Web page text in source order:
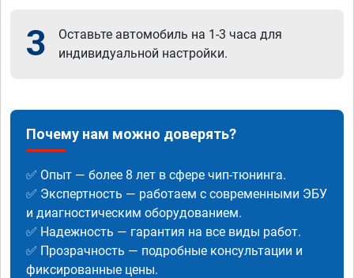
3
Оставьте автомобиль на 1-3 часа для
индивидуальной настройки.
Почему нам можно доверять?
✅ Опыт — более 8 лет в сфере чип-тюнинга.
✅ Экспертность — работаем с современными ЭБУ
и диагностическим оборудованием.
✅ Надежность — гарантия на все виды работ.
✅ Прозрачность — подробные консультации и
фиксированные цены.